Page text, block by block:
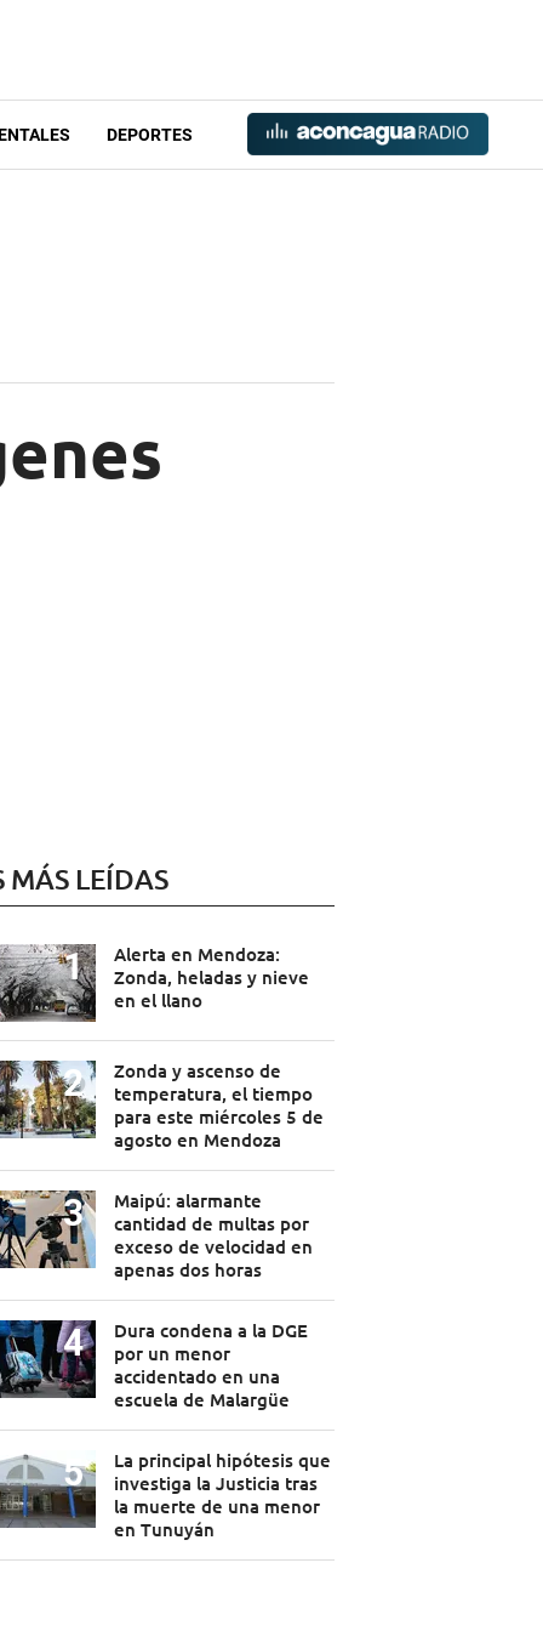
DEPORTES
MÁS LEÍDAS
Alerta en Mendoza:
Zonda, heladas y nieve
en el llano
Zonda y ascenso de
temperatura, el tiempo
para este miércoles 5 de
agosto en Mendoza
Maipú: alarmante
cantidad de multas por
exceso de velocidad en
apenas dos horas
Dura condena a la DGE
por un menor
accidentado en una
escuela de Malargüe
La principal hipótesis que
investiga la Justicia tras
la muerte de una menor
en Tunuyán